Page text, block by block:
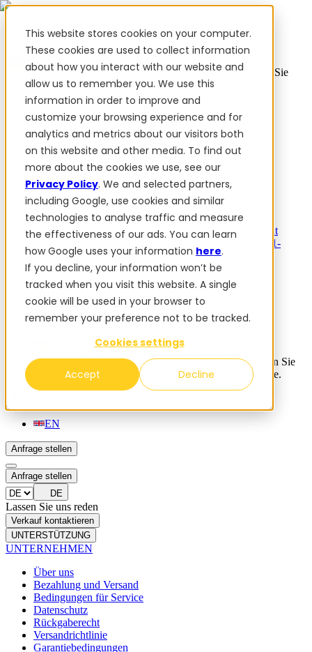
This website stores cookies on your computer.
These cookies are used to collect information
about how you interact with our website and
allow us to remember you. We use this
information in order to improve and
customize your browsing experience and for
analytics and metrics about our visitors both
on this website and other media. To find out
more about the cookies we use, see our
Privacy Policy. We and selected partners,
including Google, use cookies and similar
technologies to analyse traffic and measure
the effectiveness of our ads. You can learn
how Google uses your information here.
If you decline, your information won’t be
tracked when you visit this website. A single
cookie will be used in your browser to
remember your preference not to be tracked.
Cookies settings
Accept Decline
✨ Wir haben mehr als 50 ukrainische Mitarbeiter. Wenn Sie
FieldBee-Produkte kaufen, unterstützen Sie die Ukraine.
Produkte
PowerSteer™PowerSteer ReadyPowerGuide
PowerSteer VisionPro
Add-ons
Navigations-AppRTK BasisstationTablet-KitImplement
1-
jährige Premium-Garantie
Software
Für Händler
Bewertungen
Blog
✨ Wir haben mehr als 50 ukrainische Mitarbeiter. Wenn Sie
FieldBee-Produkte kaufen, unterstützen Sie die Ukraine.
EN
Anfrage stellen
Anfrage stellen
DE
Lassen Sie uns reden
Verkauf kontaktieren
UNTERSTÜTZUNG
UNTERNEHMEN
Über uns
Bezahlung und Versand
Bedingungen für Service
Datenschutz
Rückgaberecht
Versandrichtlinie
Garantiebedingungen